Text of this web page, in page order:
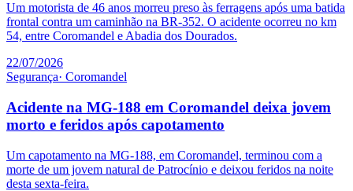
Um motorista de 46 anos morreu preso às ferragens após uma batida
frontal contra um caminhão na BR-352. O acidente ocorreu no km
54, entre Coromandel e Abadia dos Dourados.
22/07/2026
Segurança· Coromandel
Acidente na MG-188 em Coromandel deixa jovem
morto e feridos após capotamento
Um capotamento na MG-188, em Coromandel, terminou com a
morte de um jovem natural de Patrocínio e deixou feridos na noite
desta sexta-feira.